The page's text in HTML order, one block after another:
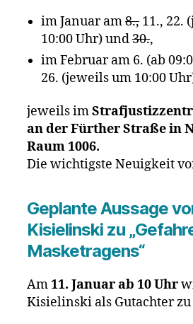
im Januar am8., 11., 22.
10:00 Uhr) und30.,
im Februar am 6. (ab
26. (jeweils um 10:00
jeweils im
an der Fürther Straßein
Raum 1006.
Die wichtigste Neuigkeit
Geplante Aussage
Kisielinski zu
Masketragens“
Am11. Januar ab 10 Uhr
Kisielinski als Gutachter